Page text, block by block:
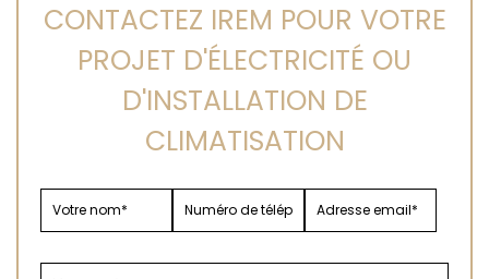
CONTACTEZ IREM POUR VOTRE
PROJET D'ÉLECTRICITÉ OU
D'INSTALLATION DE
CLIMATISATION